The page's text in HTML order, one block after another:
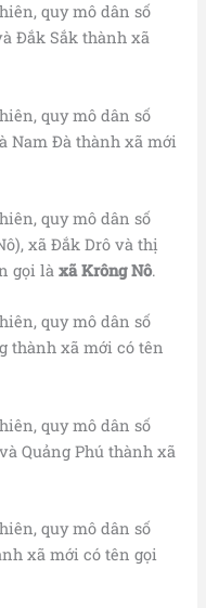
quy mô dân số
Đắk Sắk thành xã
quy mô dân số
Nam Đà thành xã mới
quy mô dân số
xã Đắk Drô và thị
gọi làxã Krông Nô.
quy mô dân số
thành xã mới có tên
quy mô dân số
Quảng Phú thành xã
quy mô dân số
xã mới có tên gọi